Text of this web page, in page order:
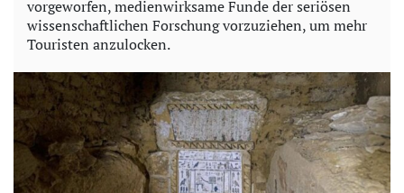
vorgeworfen, medienwirksame Funde der seriösen
wissenschaftlichen Forschung vorzuziehen, um mehr
Touristen anzulocken.